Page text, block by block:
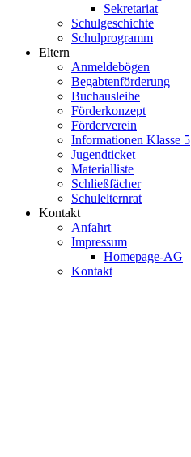
Sekretariat
Schulgeschichte
Schulprogramm
Eltern
Anmeldebögen
Begabtenförderung
Buchausleihe
Förderkonzept
Förderverein
Informationen Klasse 5
Jugendticket
Materialliste
Schließfächer
Schulelternrat
Kontakt
Anfahrt
Impressum
Homepage-AG
Kontakt